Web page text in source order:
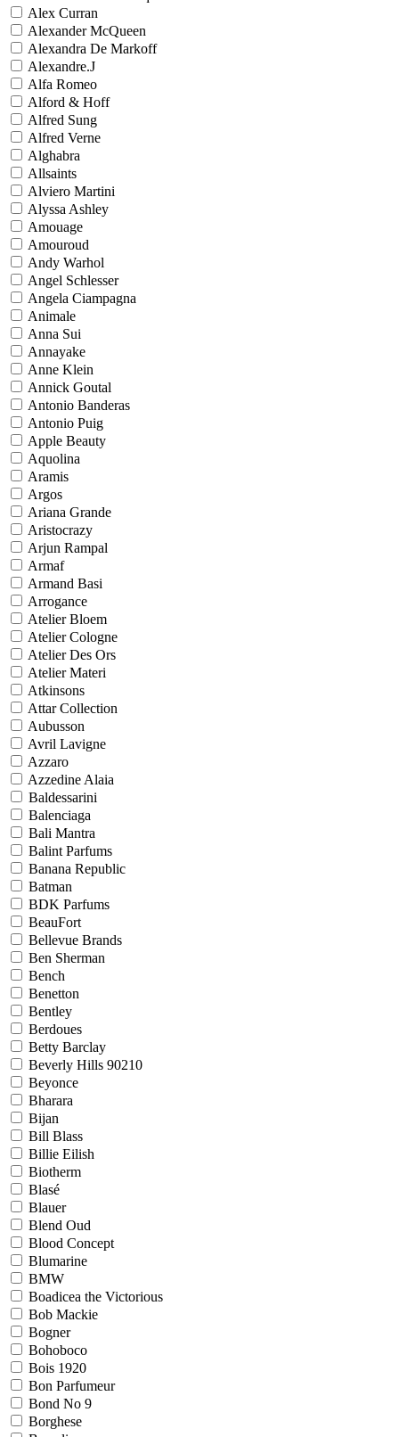
Alex Curran
Alexander McQueen
Alexandra De Markoff
Alexandre.J
Alfa Romeo
Alford & Hoff
Alfred Sung
Alfred Verne
Alghabra
Allsaints
Alviero Martini
Alyssa Ashley
Amouage
Amouroud
Andy Warhol
Angel Schlesser
Angela Ciampagna
Animale
Anna Sui
Annayake
Anne Klein
Annick Goutal
Antonio Banderas
Antonio Puig
Apple Beauty
Aquolina
Aramis
Argos
Ariana Grande
Aristocrazy
Arjun Rampal
Armaf
Armand Basi
Arrogance
Atelier Bloem
Atelier Cologne
Atelier Des Ors
Atelier Materi
Atkinsons
Attar Collection
Aubusson
Avril Lavigne
Azzaro
Azzedine Alaia
Baldessarini
Balenciaga
Bali Mantra
Balint Parfums
Banana Republic
Batman
BDK Parfums
BeauFort
Bellevue Brands
Ben Sherman
Bench
Benetton
Bentley
Berdoues
Betty Barclay
Beverly Hills 90210
Beyonce
Bharara
Bijan
Bill Blass
Billie Eilish
Biotherm
Blasé
Blauer
Blend Oud
Blood Concept
Blumarine
BMW
Boadicea the Victorious
Bob Mackie
Bogner
Bohoboco
Bois 1920
Bon Parfumeur
Bond No 9
Borghese